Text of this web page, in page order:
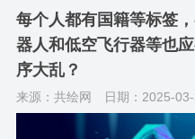
每个人都有国籍等标签
器人和低空飞行器等也
序大乱？
来源：共绘网 日期：2025-